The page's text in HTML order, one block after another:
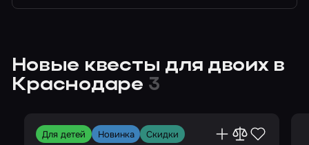
Новые квесты для двоих в
Краснодаре 3
Для детей Новинка
Скидки